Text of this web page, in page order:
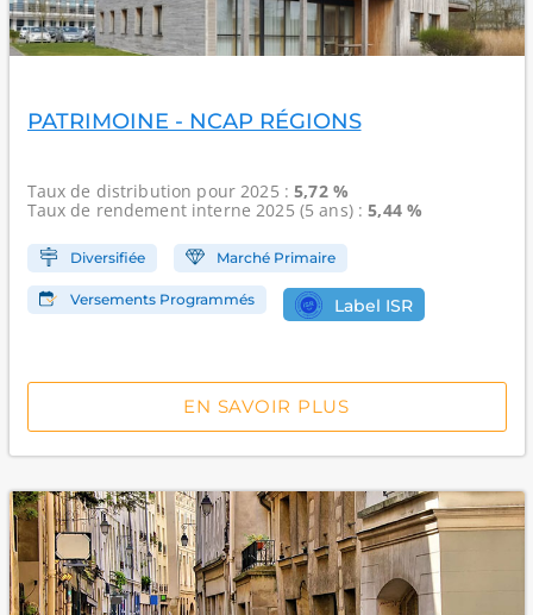
PATRIMOINE - NCAP RÉGIONS
Taux de distribution pour 2025 :5,72 %
Taux de rendement interne2025 (5 ans) :5,44 %
Diversifiée Marché Primaire
Versements Programmés Label ISR
EN SAVOIR PLUS